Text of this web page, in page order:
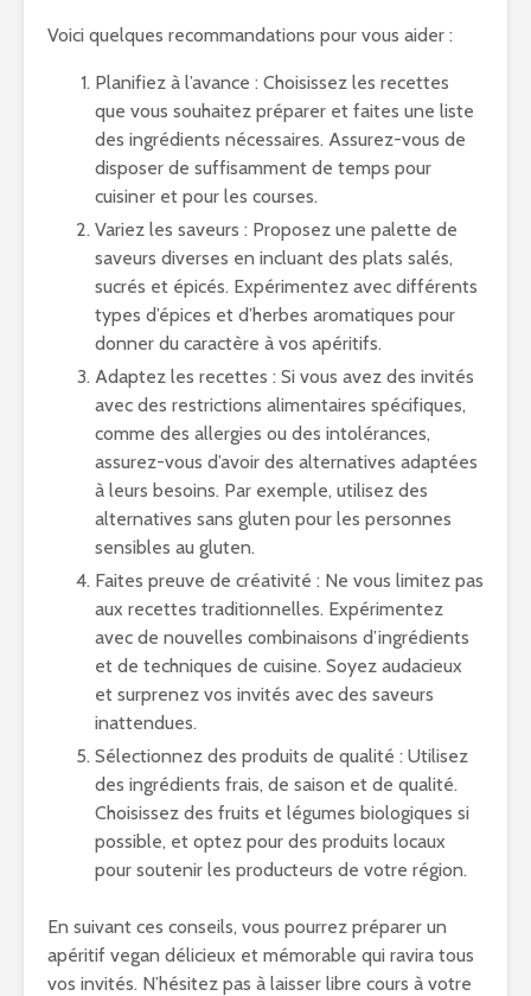
Voici quelques recommandations pour vous aider :
Planifiez à l’avance : Choisissez les recettes
que vous souhaitez préparer et faites une liste
des ingrédients nécessaires. Assurez-vous de
disposer de suffisamment de temps pour
cuisiner et pour les courses.
Variez les saveurs : Proposez une palette de
saveurs diverses en incluant des plats salés,
sucrés et épicés. Expérimentez avec différents
types d’épices et d’herbes aromatiques pour
donner du caractère à vos apéritifs.
Adaptez les recettes : Si vous avez des invités
avec des restrictions alimentaires spécifiques,
comme des allergies ou des intolérances,
assurez-vous d’avoir des alternatives adaptées
à leurs besoins. Par exemple, utilisez des
alternatives sans gluten pour les personnes
sensibles au gluten.
Faites preuve de créativité : Ne vous limitez pas
aux recettes traditionnelles. Expérimentez
avec de nouvelles combinaisons d’ingrédients
et de techniques de cuisine. Soyez audacieux
et surprenez vos invités avec des saveurs
inattendues.
Sélectionnez des produits de qualité : Utilisez
des ingrédients frais, de saison et de qualité.
Choisissez des fruits et légumes biologiques si
possible, et optez pour des produits locaux
pour soutenir les producteurs de votre région.
En suivant ces conseils, vous pourrez préparer un
apéritif vegan délicieux et mémorable qui ravira tous
vos invités. N’hésitez pas à laisser libre cours à votre